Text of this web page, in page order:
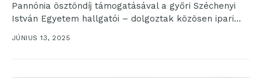
Pannónia ösztöndíj támogatásával a győri Széchenyi
István Egyetem hallgatói – dolgoztak közösen ipari
fenntarthatósági projekteken a...
JÚNIUS 13, 2025